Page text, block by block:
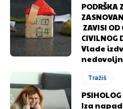
PODRŠKA
ZAVISI OD
CIVILNOG
Vlade
Tražiš
Iza